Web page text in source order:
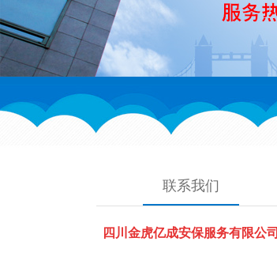
联系我们
四川金虎亿成安保服务有限公司